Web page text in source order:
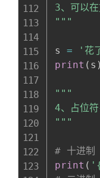
3、可以
"""
s =
'花
print ( s )
"""
4、占位
"""
# 十进制
print (